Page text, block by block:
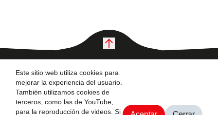
Este sitio web utiliza cookies para
mejorar la experiencia del usuario.
También utilizamos cookies de
terceros, como las de YouTube,
para la reproducción de videos. Si
Desde su fundación